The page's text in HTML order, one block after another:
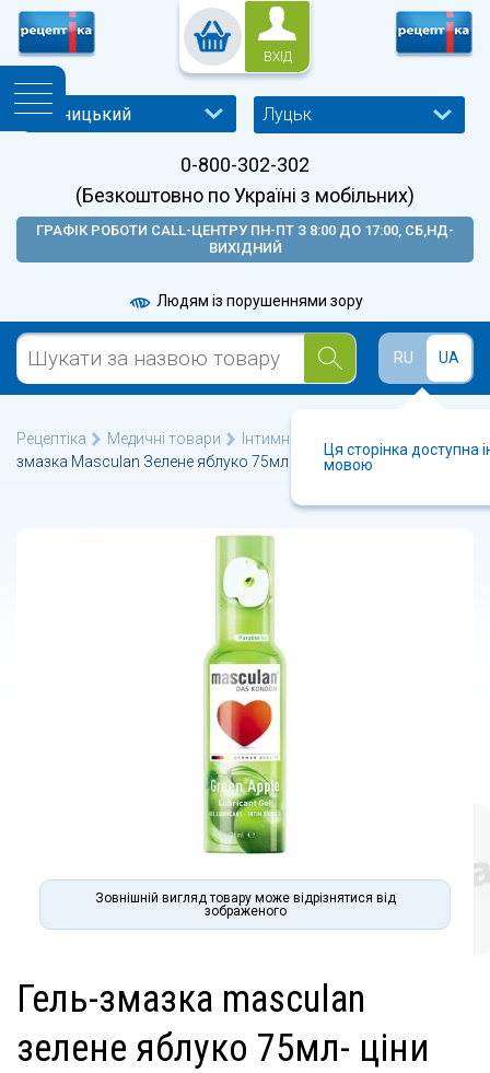
ВХІД
Луцьк
0-800-302-302
(Безкоштовно по Україні з мобільних)
ГРАФІК РОБОТИ CALL-ЦЕНТРУ ПН-ПТ З 8:00 ДО 17:00, СБ,НД-
ВИХІДНИЙ
Людям із порушеннями зору
RU UA
Ця сторінка доступна
мовою
Рецептіка Медичні товари Інтимні мастила і гелі
змазка Masculan Зелене яблуко 75мл
Зовнішній вигляд товару може відрізнятися від
зображеного
гель-змазка masculan
зелене яблуко 75мл- ціни